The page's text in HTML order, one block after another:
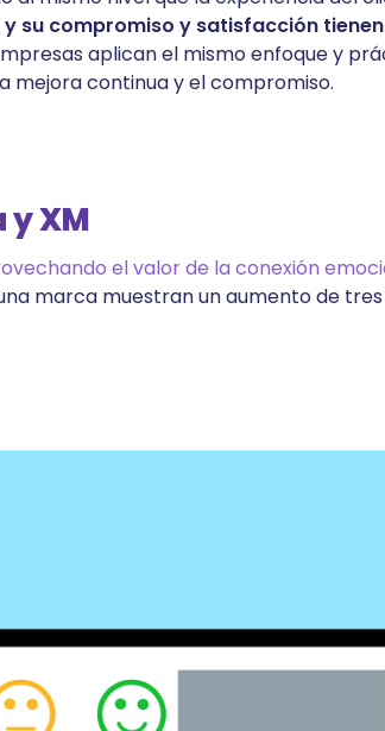
su compromiso y satisfacción
aplican el mismo enfoque y
mejora continua y el compromiso.
XM
el valor de la conexión
marca muestran un aumento de